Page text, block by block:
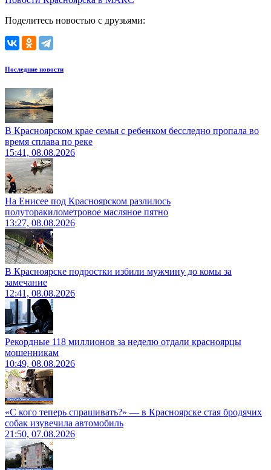
Поделитесь новостью с друзьями:
Последние новости
В Красноярском крае семья с ребенком бесследно пропала во
время сплава по реке
15:41, 08.08.2026
На Енисее под Красноярском разлилось
полуторакилометровое масляное пятно
13:27, 08.08.2026
В Красноярске подростки избили мужчину до комы за
замечание
12:41, 08.08.2026
Рекордные 118 миллионов за неделю отдали красноярцы
мошенникам
10:49, 08.08.2026
«С кого теперь спрашивать?» — в Красноярске стая бродячих
собак изувечила автомобиль
21:50, 07.08.2026